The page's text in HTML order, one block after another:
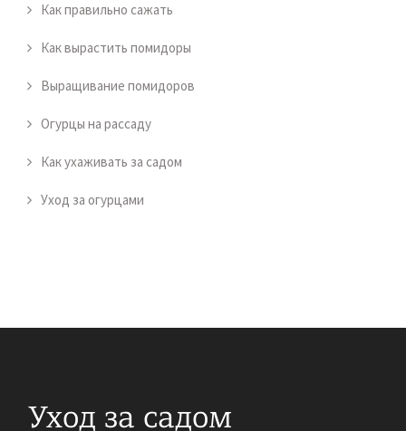
Как правильно сажать
Как вырастить помидоры
Выращивание помидоров
Огурцы на рассаду
Как ухаживать за садом
Уход за огурцами